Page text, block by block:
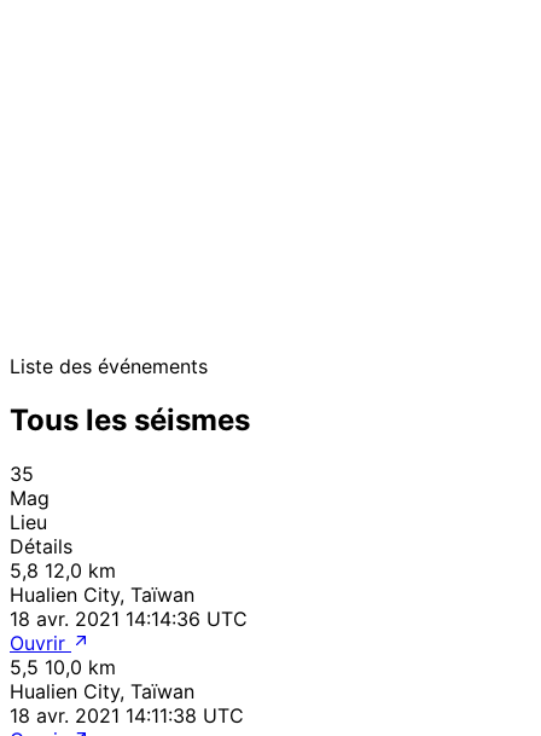
Liste des événements
Tous les séismes
35
Mag
Lieu
Détails
5,8 12,0 km
Hualien City, Taïwan
18 avr. 2021 14:14:36 UTC
Ouvrir
5,5 10,0 km
Hualien City, Taïwan
18 avr. 2021 14:11:38 UTC